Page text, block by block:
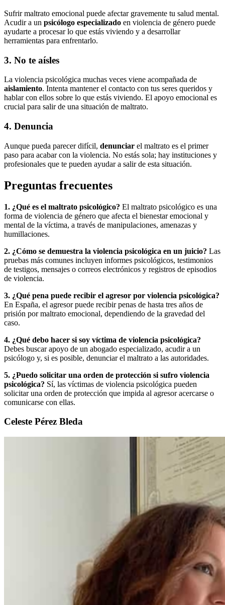
Sufrir maltrato emocional puede afectar gravemente tu salud mental.
Acudir a un psicólogo especializado en violencia de género puede
ayudarte a procesar lo que estás viviendo y a desarrollar
herramientas para enfrentarlo.
3. No te aísles
La violencia psicológica muchas veces viene acompañada de
aislamiento. Intenta mantener el contacto con tus seres queridos y
hablar con ellos sobre lo que estás viviendo. El apoyo emocional es
crucial para salir de una situación de maltrato.
4. Denuncia
Aunque pueda parecer difícil, denunciar el maltrato es el primer
paso para acabar con la violencia. No estás sola; hay instituciones y
profesionales que te pueden ayudar a salir de esta situación.
Preguntas frecuentes
1. ¿Qué es el maltrato psicológico? El maltrato psicológico es una
forma de violencia de género que afecta el bienestar emocional y
mental de la víctima, a través de manipulaciones, amenazas y
humillaciones.
2. ¿Cómo se demuestra la violencia psicológica en un juicio? Las
pruebas más comunes incluyen informes psicológicos, testimonios
de testigos, mensajes o correos electrónicos y registros de episodios
de violencia.
3. ¿Qué pena puede recibir el agresor por violencia psicológica?
En España, el agresor puede recibir penas de hasta tres años de
prisión por maltrato emocional, dependiendo de la gravedad del
caso.
4. ¿Qué debo hacer si soy víctima de violencia psicológica?
Debes buscar apoyo de un abogado especializado, acudir a un
psicólogo y, si es posible, denunciar el maltrato a las autoridades.
5. ¿Puedo solicitar una orden de protección si sufro violencia
psicológica? Sí, las víctimas de violencia psicológica pueden
solicitar una orden de protección que impida al agresor acercarse o
comunicarse con ellas.
Celeste Pérez Bleda